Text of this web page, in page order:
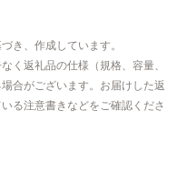
き、作成しています。
く返礼品の仕様（規格、容量、
合がございます。お届けした返
る注意書きなどをご確認くださ